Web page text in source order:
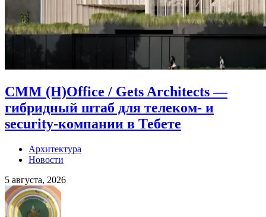
CMM (H)Office / Gets Architects —
гибридный штаб для телеком- и
security-компании в Тебете
Архитектура
Новости
5 августа, 2026